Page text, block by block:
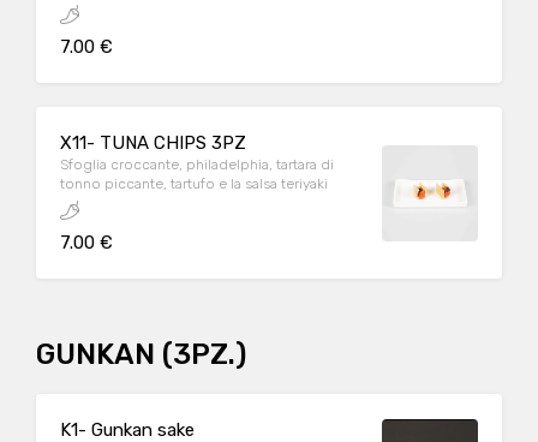
7.00 €
X11- TUNA CHIPS 3PZ
Sfoglia croccante, philadelphia, tartara di
tonno piccante, tartufo e la salsa teriyaki
7.00 €
GUNKAN (3PZ.)
K1- Gunkan sake